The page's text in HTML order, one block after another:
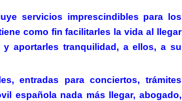
servicios imprescindibles para los
como fin facilitarles la vida al llegar
aportarles tranquilidad, a ellos, a su
entradas para conciertos, trámites
española nada más llegar, abogado,